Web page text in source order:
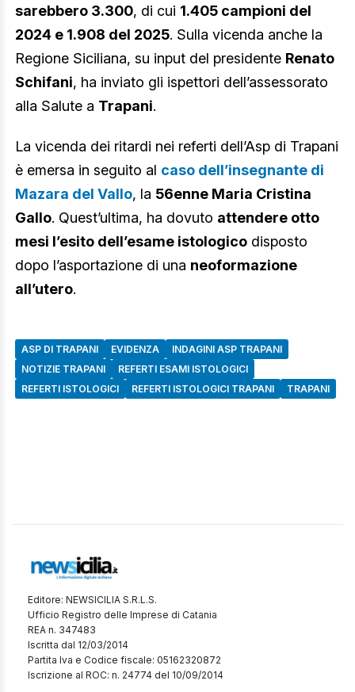
sarebbero 3.300, di cui 1.405 campioni del
2024 e 1.908 del 2025. Sulla vicenda anche la
Regione Siciliana, su input del presidente Renato
Schifani, ha inviato gli ispettori dell’assessorato
alla Salute a Trapani.
La vicenda dei ritardi nei referti dell’Asp di Trapani
è emersa in seguito al caso dell’insegnante di
Mazara del Vallo, la 56enne Maria Cristina
Gallo. Quest’ultima, ha dovuto attendere otto
mesi l’esito dell’esame istologico disposto
dopo l’asportazione di una neoformazione
all’utero.
ASP DI TRAPANI EVIDENZA
INDAGINI ASP TRAPANI
NOTIZIE TRAPANI
REFERTI ESAMI ISTOLOGICI
REFERTI ISTOLOGICI
REFERTI ISTOLOGICI TRAPANI TRAPANI
Editore: NEWSICILIA S.R.L.S.
Ufficio Registro delle Imprese di Catania
REA n. 347483
Iscritta dal 12/03/2014
Partita Iva e Codice fiscale: 05162320872
Iscrizione al ROC: n. 24774 del 10/09/2014